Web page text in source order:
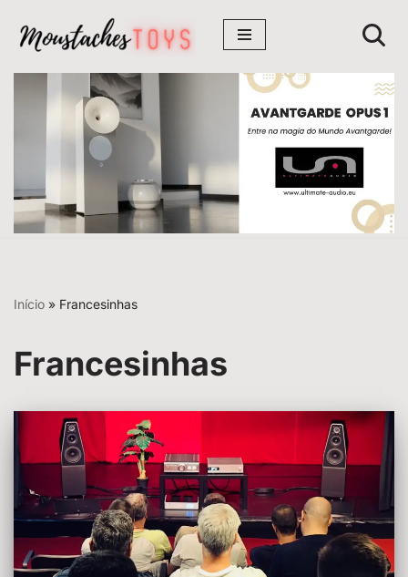
Avançar
para
conteúdo
Início » Francesinhas
Francesinhas